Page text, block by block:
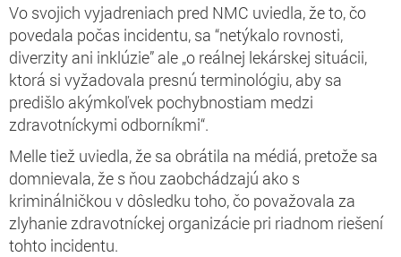
Vo svojich vyjadreniach pred NMC uviedla, že to, čo
povedala počas incidentu, sa “netýkalo rovnosti,
diverzity ani inklúzie” ale „o reálnej lekárskej situácii,
ktorá si vyžadovala presnú terminológiu, aby sa
predišlo akýmkoľvek pochybnostiam medzi
zdravotníckymi odborníkmi“.
Melle tiež uviedla, že sa obrátila na médiá, pretože sa
domnievala, že s ňou zaobchádzajú ako s
kriminálničkou v dôsledku toho, čo považovala za
zlyhanie zdravotníckej organizácie pri riadnom riešení
tohto incidentu.